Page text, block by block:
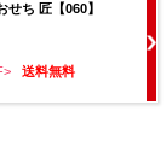
ち 匠【060】
送料無料